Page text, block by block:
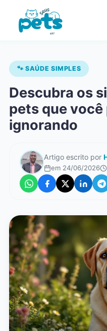
🐾 SAÚDE SIMPLES
Descubra os
pets que
ignorando
Artigo escrito por
em 24/06/2026